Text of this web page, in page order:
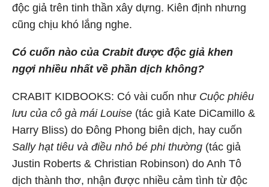
độc giả trên tinh thần xây dựng. Kiên định nhưng
cũng chịu khó lắng nghe.
Có cuốn nào của Crabit được độc giả khen
ngợi nhiều nhất về phần dịch không?
CRABIT KIDBOOKS: Có vài cuốn như Cuộc phiêu
lưu của cô gà mái Louise (tác giả Kate DiCamillo &
Harry Bliss) do Đông Phong biên dịch, hay cuốn
Sally hạt tiêu và điều nhỏ bé phi thường (tác giả
Justin Roberts & Christian Robinson) do Anh Tô
dịch thành thơ, nhận được nhiều cảm tình từ độc